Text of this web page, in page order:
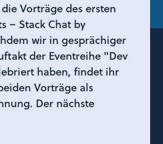
Vorträge des ersten
– Stack Chat by
wir in gesprächiger
der Eventreihe "Dev
haben, findet ihr
Vorträge als
Der nächste